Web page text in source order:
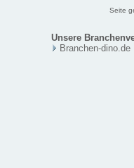
Seite
Unsere
Branchen-dino.de